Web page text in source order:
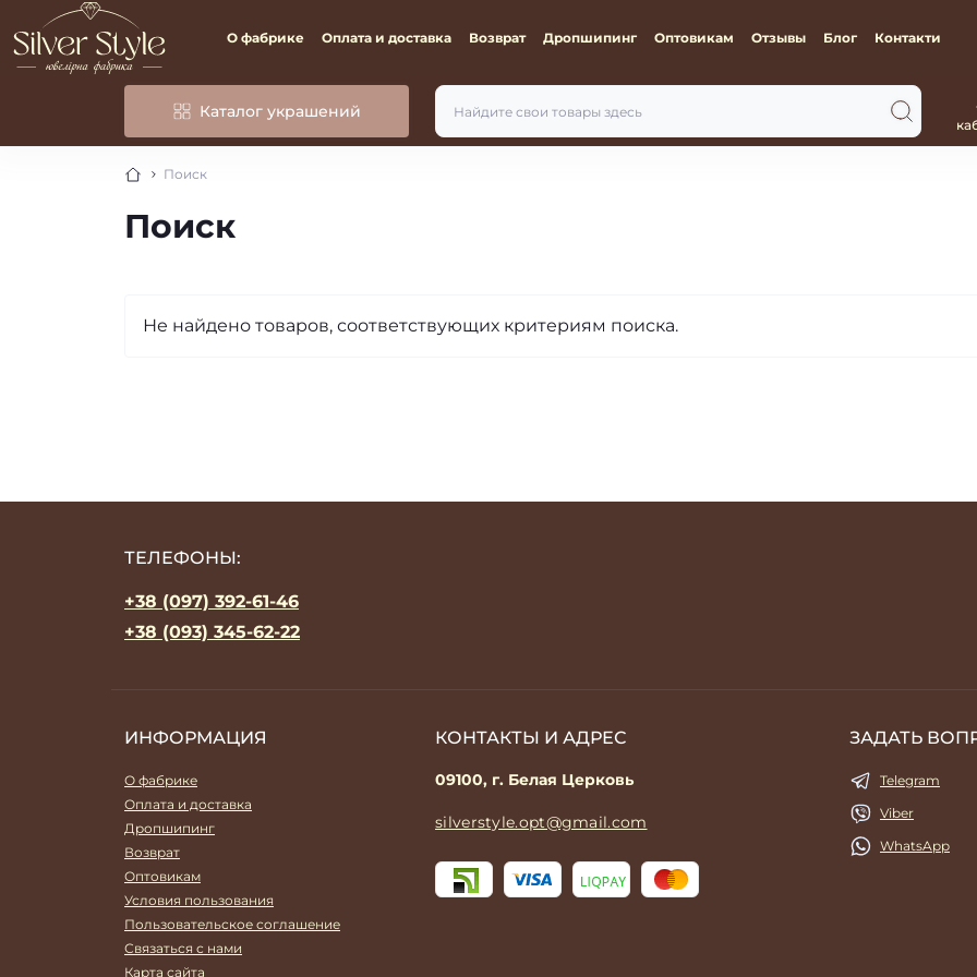
О фабрике Оплата и доставка Возврат Дропшипинг Оптовикам Отзывы Блог Контакти
Каталог украшений
Поиск
Поиск
Не найдено товаров, соответствующих критериям поиска.
ТЕЛЕФОНЫ:
+38 (097) 392-61-46
+38 (093) 345-62-22
ИНФОРМАЦИЯ
О фабрике
Оплата и доставка
Дропшипинг
Возврат
Оптовикам
Условия пользования
Пользовательское соглашение
Связаться с нами
Карта сайта
КОНТАКТЫ И АДРЕС
09100, г. Белая Церковь
silverstyle.opt@gmail.com
ЗАДАТЬ
Telegram
Viber
WhatsApp